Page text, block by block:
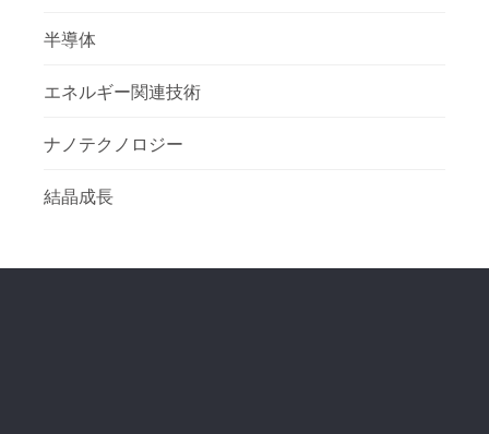
半導体
エネルギー関連技術
ナノテクノロジー
結晶成長